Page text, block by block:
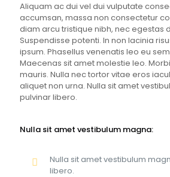
Aliquam ac dui vel dui vulputate
accumsan, massa non consectetur
diam arcu tristique nibh, nec egestas
Suspendisse potenti. In non lacinia
ipsum. Phasellus venenatis leo eu
Maecenas sit amet molestie leo.
mauris. Nulla nec tortor vitae eros
aliquet non urna. Nulla sit amet
pulvinar libero.
Nulla sit amet vestibulum magna:
Nulla sit amet vestibulum
libero.